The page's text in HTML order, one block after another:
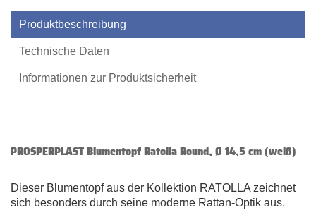
Produktbeschreibung
Technische Daten
Informationen zur Produktsicherheit
PROSPERPLAST Blumentopf Ratolla Round, Ø 14,5 cm (weiß)
Dieser Blumentopf aus der Kollektion RATOLLA zeichnet
sich besonders durch seine moderne Rattan-Optik aus.